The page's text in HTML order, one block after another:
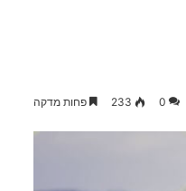
0
233 פחות מדקה